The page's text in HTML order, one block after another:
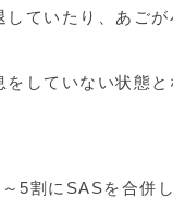
ていたり、あごが
していない状態と
5割にSASを合併